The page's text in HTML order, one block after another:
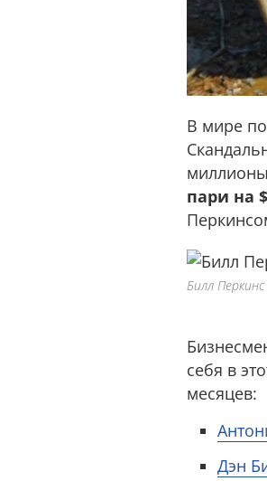
В мире
пари на
Билл Перкинс
себя в
месяцев:
Дэн